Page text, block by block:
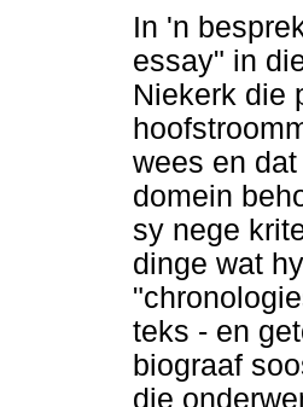
In 'n
essay" in
Niekerk die
wees en
domein
sy nege
dinge wat
teks - en
biograaf
die